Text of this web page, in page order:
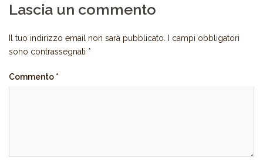
Lascia un commento
Il tuo indirizzo email non sarà pubblicato.
I campi obbligatori
sono contrassegnati *
Commento *